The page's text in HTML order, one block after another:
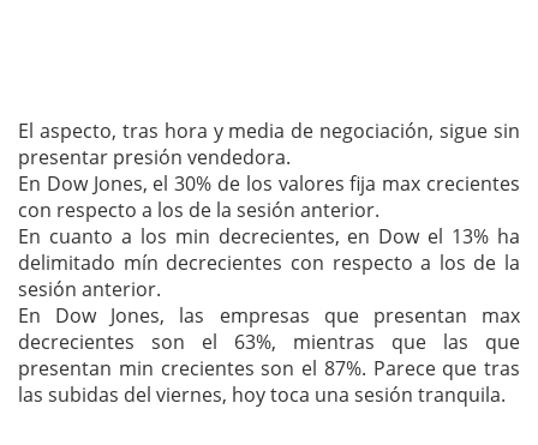
El aspecto, tras hora y media de negociación, sigue sin
presentar presión vendedora.
En Dow Jones, el 30% de los valores fija max crecientes
con respecto a los de la sesión anterior.
En cuanto a los min decrecientes, en Dow el 13% ha
delimitado mín decrecientes con respecto a los de la
sesión anterior.
En Dow Jones, las empresas que presentan max
decrecientes son el 63%, mientras que las que
presentan min crecientes son el 87%. Parece que tras
las subidas del viernes, hoy toca una sesión tranquila.